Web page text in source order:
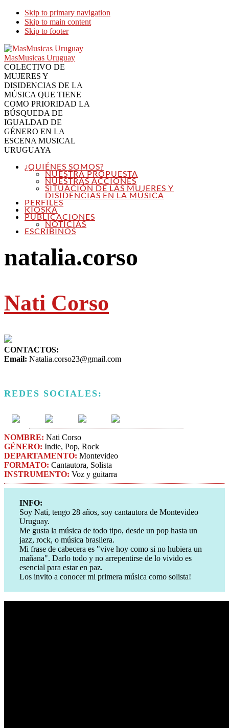
Skip to primary navigation
Skip to main content
Skip to footer
MasMusicas Uruguay
COLECTIVO DE
MUJERES Y
DISIDENCIAS DE LA
MÚSICA QUE TIENE
COMO PRIORIDAD LA
BÚSQUEDA DE
IGUALDAD DE
GÉNERO EN LA
ESCENA MUSICAL
URUGUAYA
¿QUIÉNES SOMOS?
NUESTRA PROPUESTA
NUESTRAS ACCIONES
SITUACIÓN DE LAS MUJERES Y
DISIDENCIAS EN LA MÚSICA
PERFILES
KIOSKA
PUBLICACIONES
NOTICIAS
ESCRIBINOS
natalia.corso
Nati Corso
CONTACTOS:
Email: Natalia.corso23@gmail.com
REDES SOCIALES:
NOMBRE: Nati Corso
GÉNERO: Indie​, Pop, Rock
DEPARTAMENTO: Montevideo
FORMATO: Cantautora, Solista
INSTRUMENTO: Voz y guitarra
INFO:
Soy Nati, tengo 28 años, soy cantautora de Montevideo
Uruguay.
Me gusta la música de todo tipo, desde un pop hasta un
jazz, rock, o música brasilera.
Mi frase de cabecera es "vive hoy como si no hubiera un
mañana". Darlo todo y no arrepentirse de lo vivido es
esencial para estar en paz.
Los invito a conocer mi primera música como solista!